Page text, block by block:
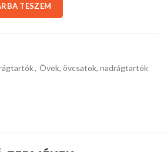
TESZEM
, Övek, övcsatok, nadrágtartók